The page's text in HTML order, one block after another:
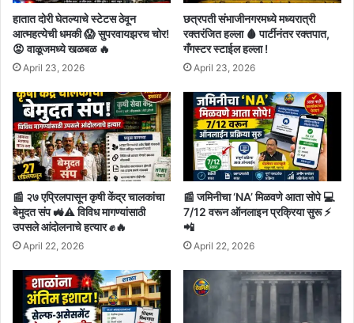
हातात दोरी घेतल्याचे स्टेटस ठेवून
आत्महत्येची धमकी 😱 सुपरवायझरच चोर!
😡 वाळूजमध्ये खळबळ 🔥
April 23, 2026
छत्रपती संभाजीनगरमध्ये मध्यरात्री
रक्तरंजित हल्ला 🩸 पार्टीनंतर रक्तपात,
गँगस्टर स्टाईल हल्ला !
April 23, 2026
📰 २७ एप्रिलपासून कृषी केंद्र चालकांचा
बेमुदत संप 🚜⚠️ विविध मागण्यांसाठी
उपसले आंदोलनाचे हत्यार ✊🔥
April 22, 2026
📰 जमिनीचा ‘NA’ मिळवणे आता सोपे 💻
7/12 वरून ऑनलाइन प्रक्रिया सुरू ⚡
📲
April 22, 2026